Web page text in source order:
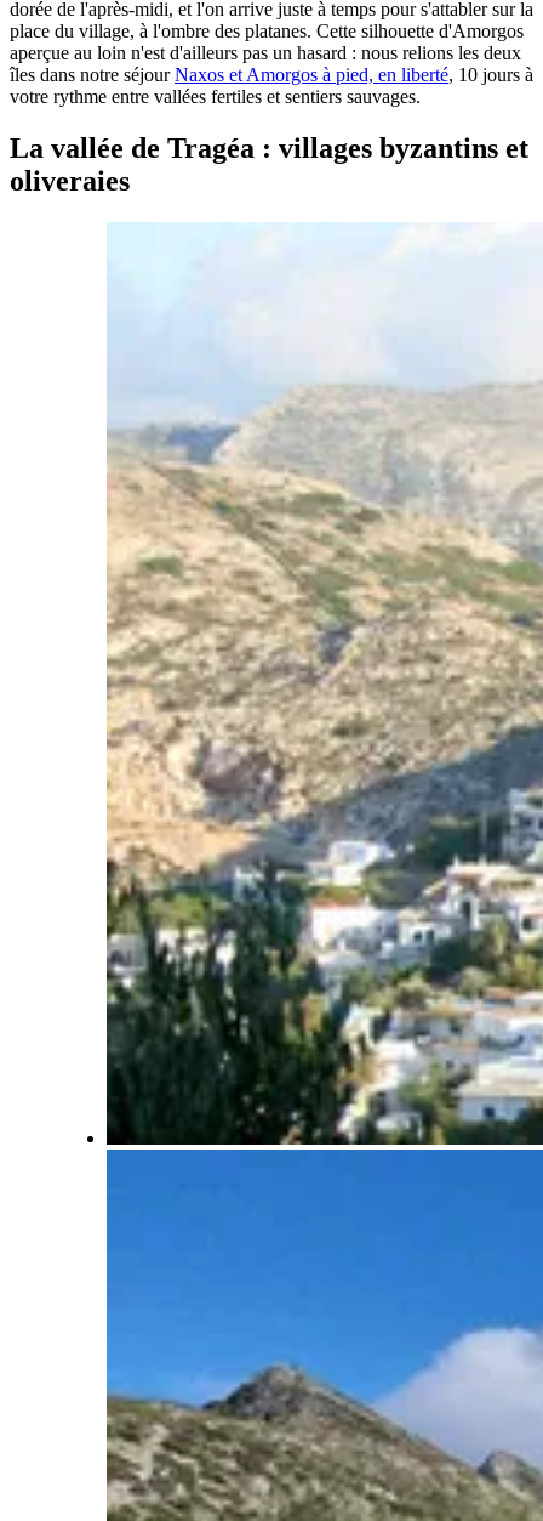
dorée de l'après-midi, et l'on arrive juste à temps pour s'attabler sur la
place du village, à l'ombre des platanes. Cette silhouette d'Amorgos
aperçue au loin n'est d'ailleurs pas un hasard : nous relions les deux
îles dans notre séjourNaxos et Amorgos à pied, en liberté, 10 jours à
votre rythme entre vallées fertiles et sentiers sauvages.
La vallée de Tragéa : villages byzantins et
oliveraies